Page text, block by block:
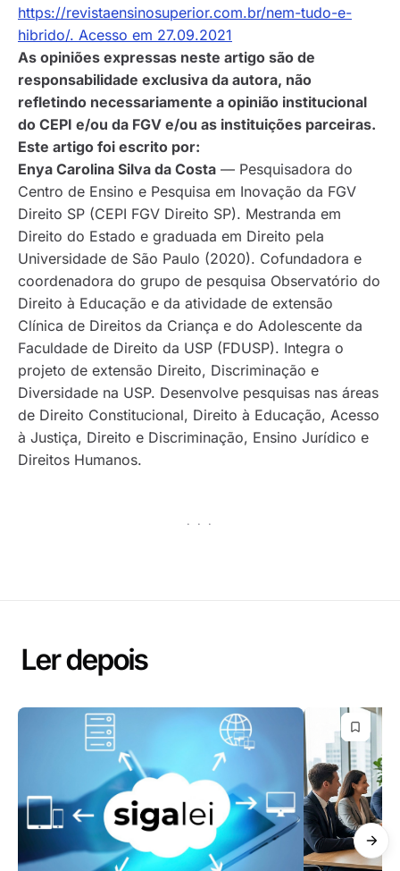
https://revistaensinosuperior.com.br/nem-tudo-e-
hibrido/. Acesso em 27.09.2021
As opiniões expressas neste artigo são de
responsabilidade exclusiva da autora, não
refletindo necessariamente a opinião institucional
do CEPI e/ou da FGV e/ou as instituições parceiras.
Este artigo foi escrito por:
Enya Carolina Silva da Costa — Pesquisadora do
Centro de Ensino e Pesquisa em Inovação da FGV
Direito SP (CEPI FGV Direito SP). Mestranda em
Direito do Estado e graduada em Direito pela
Universidade de São Paulo (2020). Cofundadora e
coordenadora do grupo de pesquisa Observatório do
Direito à Educação e da atividade de extensão
Clínica de Direitos da Criança e do Adolescente da
Faculdade de Direito da USP (FDUSP). Integra o
projeto de extensão Direito, Discriminação e
Diversidade na USP. Desenvolve pesquisas nas áreas
de Direito Constitucional, Direito à Educação, Acesso
à Justiça, Direito e Discriminação, Ensino Jurídico e
Direitos Humanos.
· · ·
Ler depois